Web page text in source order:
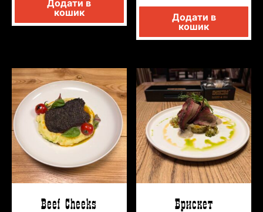
Додати в
кошик
Додати в
кошик
Beef Cheeks Брискет